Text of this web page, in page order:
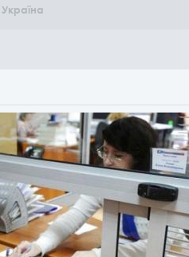
Україна